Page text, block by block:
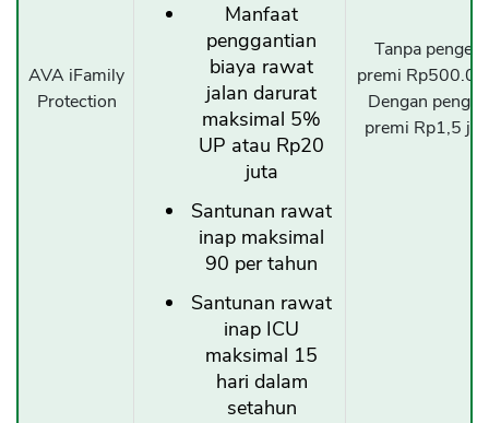
AVA iFamily
Protection
Manfaat
penggantian
biaya rawat
jalan darurat
maksimal 5%
UP atau Rp20
juta
Santunan rawat
inap maksimal
90 per tahun
Santunan rawat
inap ICU
maksimal 15
hari dalam
setahun
Tanpa
premi
Dengan
premi Rp1,5